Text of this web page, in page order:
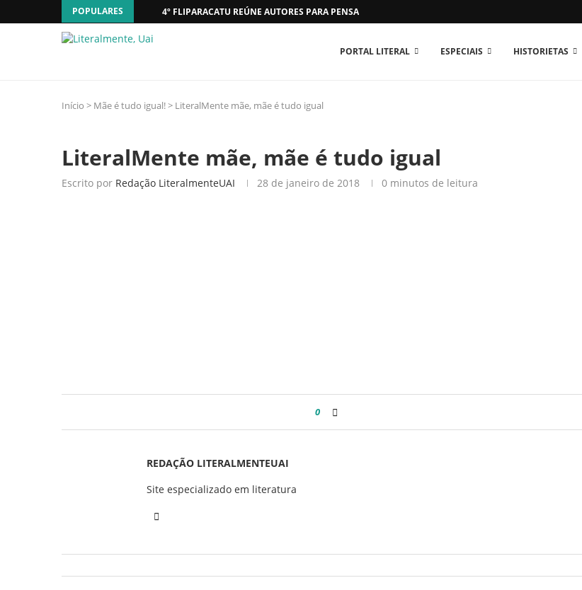
POPULARES 4º FLIPARACATU REÚNE AUTORES PARA PENSAR O MUNDO...
PORTAL LITERAL ESPECIAIS HISTORIETAS
Início > Mãe é tudo igual!> LiteralMente mãe, mãe é tudo igual
LiteralMente mãe, mãe é tudo igual
Escrito por Redação LiteralmenteUAI 28 de janeiro de 2018 0 minutos de leitura
0
REDAÇÃO LITERALMENTEUAI
Site especializado em literatura